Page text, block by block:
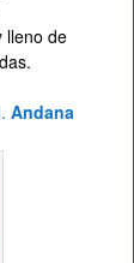
lleno de
Andana